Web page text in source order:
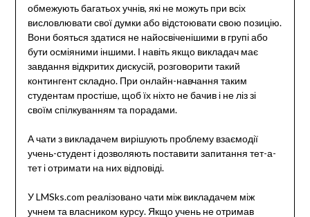
обмежують багатьох учнів, які не можуть при всіх
висловлювати свої думки або відстоювати свою позицію.
Вони бояться здатися не найосвіченішими в групі або
бути осміяними іншими. І навіть якщо викладач має
завдання відкритих дискусій, розговорити такий
контингент складно. При онлайн-навчання таким
студентам простіше, щоб їх ніхто не бачив і не ліз зі
своїм спілкуванням та порадами.
А чати з викладачем вирішують проблему взаємодії
учень-студент і дозволяють поставити запитання тет-а-
тет і отримати на них відповіді.
У LMSks.com реалізовано чати між викладачем між
учнем та власником курсу. Якщо учень не отримав